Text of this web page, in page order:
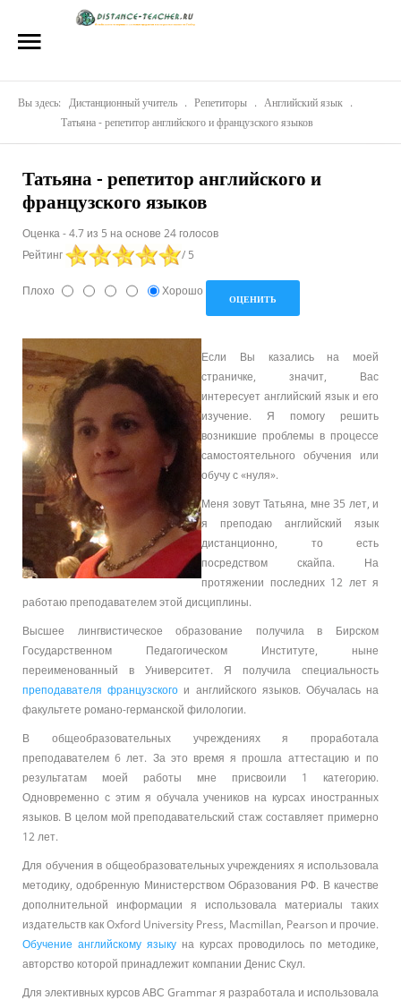
Репетиторы
Стоимость
Акции
Блог
Контакты
Вы здесь: Дистанционный учитель . Репетиторы . Английский язык
.
Татьяна - репетитор английского и французского языков
Татьяна - репетитор английского и
французского языков
Оценка - 4.7 из 5 на основе 24 голосов
Рейтинг
/ 5
Плохо Хорошо
Если Вы казались на моей
страничке, значит, Вас
интересует английский язык и его
изучение. Я помогу решить
возникшие проблемы в процессе
самостоятельного обучения или
обучу с «нуля».
Меня зовут Татьяна, мне 35 лет, и
я преподаю английский язык
дистанционно, то есть
посредством скайпа. На
протяжении последних 12 лет я
работаю преподавателем этой дисциплины.
Высшее лингвистическое образование получила в Бирском
Государственном Педагогическом Институте, ныне
переименованный в Университет. Я получила специальность
преподавателя французского и английского языков. Обучалась на
факультете романо-германской филологии.
В общеобразовательных учреждениях я проработала
преподавателем 6 лет. За это время я прошла аттестацию и по
результатам моей работы мне присвоили 1 категорию.
Одновременно с этим я обучала учеников на курсах иностранных
языков. В целом мой преподавательский стаж составляет примерно
12 лет.
Для обучения в общеобразовательных учреждениях я использовала
методику, одобренную Министерством Образования РФ. В качестве
дополнительной информации я использовала материалы таких
издательств как Oxford University Press, Macmillan, Pearson и прочие.
Обучение английскому языку на курсах проводилось по методике,
авторство которой принадлежит компании Денис Скул.
Для элективных курсов АВС Grammar я разработала и использовала